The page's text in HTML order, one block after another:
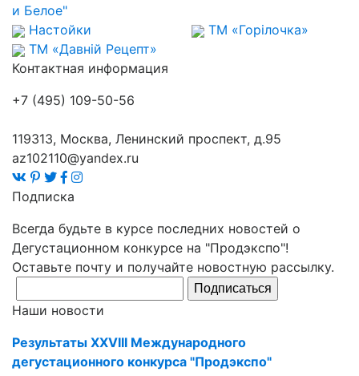
и Белое"
Настойки
ТМ «Горілочка»
ТМ «Давній Рецепт»
Контактная информация
+7 (495) 109-50-56
119313, Москва, Ленинский проспект, д.95
az102110@yandex.ru
Подписка
Всегда будьте в курсе последних новостей о
Дегустационном конкурсе на "Продэкспо"!
Оставьте почту и получайте новостную рассылку.
Подписаться
Наши новости
Результаты XXVIII Международного
дегустационного конкурса "Продэкспо"